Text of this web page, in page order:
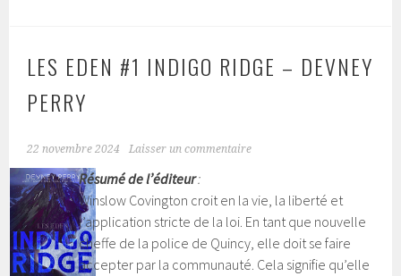
LES EDEN #1 INDIGO RIDGE – DEVNEY
PERRY
22 novembre 2024 Laisser un commentaire
Résumé de l’éditeur:
Winslow Covington croit en la vie, la liberté et
l’application stricte de la loi. En tant que nouvelle
cheffe de la police de Quincy, elle doit se faire
accepter par la communauté. Cela signifie qu’elle